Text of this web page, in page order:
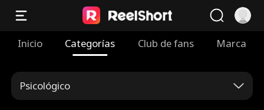
Inicio Categorías Club de fans Marca
Psicológico